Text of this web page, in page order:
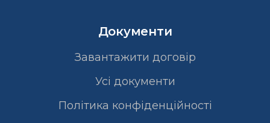
Документи
Завантажити договір
Усі документи
Політика конфіденційності